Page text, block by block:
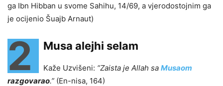
ga Ibn Hibban u svome Sahihu, 14/69, a vjerodostojnim ga
je ocijenio Šuajb Arnaut)
2 Musa alejhi selam
Kaže Uzvišeni: “Zaista je Allah sa Musaom
razgovarao.” (En-nisa, 164)